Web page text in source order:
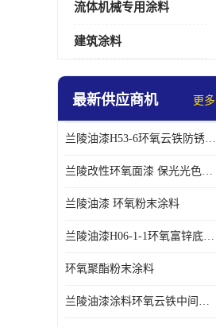
流体机械专用涂料
建筑涂料
最新供应商机 更多
兰陵油漆H53-6环氧云铁防锈漆链接性能强
兰陵改性环氧面漆 保光光色性更好 适用于室外防腐耐候性好
兰陵油漆 环氧粉末涂料
兰陵油漆H06-1-1环氧富锌底漆 船舶桥梁铁塔储罐防锈漆
环氧聚酯粉末涂料
兰陵油漆涂料环氧云铁中间漆、环氧煤沥青漆